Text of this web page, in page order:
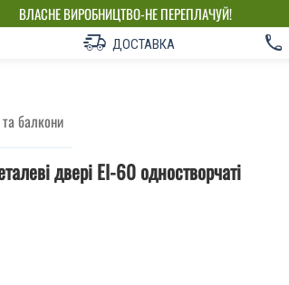
ВЛАСНЕ ВИРОБНИЦТВО-НЕ ПЕРЕПЛАЧУЙ!
ДОСТАВКА
та балкони
двері ЕІ-60 одностворчаті